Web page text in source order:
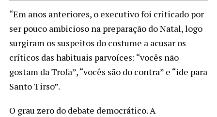
“Em anos anteriores, o executivo foi criticado por
ser pouco ambicioso na preparação do Natal, logo
surgiram os suspeitos do costume a acusar os
críticos das habituais parvoíces: “vocês não
gostam da Trofa”, “vocês são do contra” e “ide para
Santo Tirso”.
O grau zero do debate democrático. A